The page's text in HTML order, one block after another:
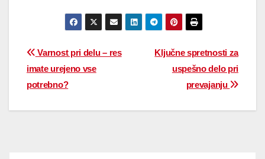
Ključne spretnosti za
uspešno delo pri
prevajanju
Varnost pri delu – res
imate urejeno vse
potrebno?